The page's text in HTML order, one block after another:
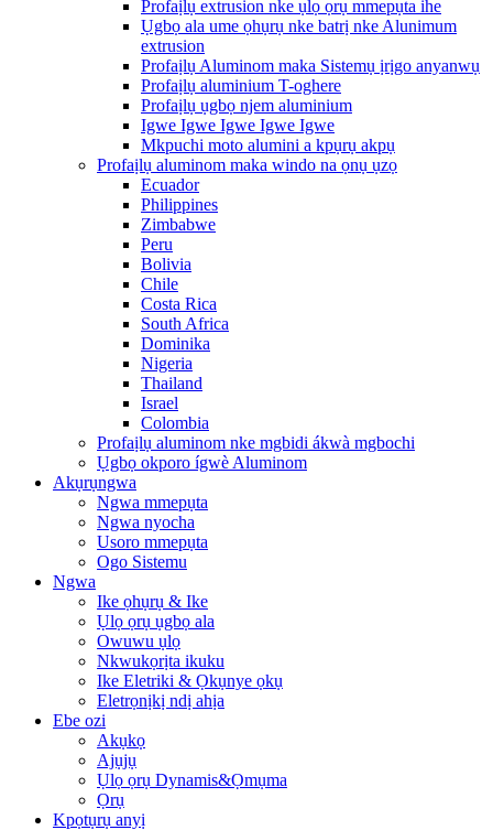
Profaịlụ extrusion nke ụlọ ọrụ mmepụta ihe
Ụgbọ ala ume ọhụrụ nke batrị nke Alunimum
extrusion
Profaịlụ Aluminom maka Sistemụ ịrịgo anyanwụ
Profaịlụ aluminium T-oghere
Profaịlụ ụgbọ njem aluminium
Igwe Igwe Igwe Igwe Igwe
Mkpuchi moto alumini a kpụrụ akpụ
Profaịlụ aluminom maka windo na ọnụ ụzọ
Ecuador
Philippines
Zimbabwe
Peru
Bolivia
Chile
Costa Rica
South Africa
Dominika
Nigeria
Thailand
Israel
Colombia
Profaịlụ aluminom nke mgbidi ákwà mgbochi
Ụgbọ okporo ígwè Aluminom
Akụrụngwa
Ngwa mmepụta
Ngwa nyocha
Usoro mmepụta
Ogo Sistemu
Ngwa
Ike ọhụrụ & Ike
Ụlọ ọrụ ụgbọ ala
Owuwu ụlọ
Nkwukọrịta ikuku
Ike Eletriki & Ọkụnye ọkụ
Eletrọnịkị ndị ahịa
Ebe ozi
Akụkọ
Ajụjụ
Ụlọ ọrụ Dynamis&Ọmụma
Ọrụ
Kpọtụrụ anyị